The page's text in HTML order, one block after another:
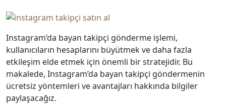
Instagram’da bayan takipçi gönderme işlemi,
kullanıcıların hesaplarını büyütmek ve daha fazla
etkileşim elde etmek için önemli bir stratejidir. Bu
makalede, Instagram’da bayan takipçi göndermenin
ücretsiz yöntemleri ve avantajları hakkında bilgiler
paylaşacağız.